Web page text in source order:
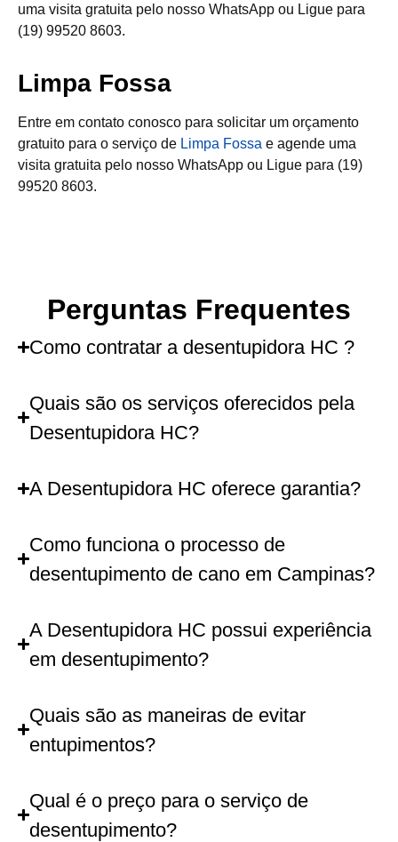
uma visita gratuita pelo nosso WhatsApp ou Ligue para
(19) 99520 8603.
Limpa Fossa
Entre em contato conosco para solicitar um orçamento
gratuito para o serviço de Limpa Fossa e agende uma
visita gratuita pelo nosso WhatsApp ou Ligue para (19)
99520 8603.
Perguntas Frequentes
Como contratar a desentupidora HC ?
Quais são os serviços oferecidos pela
Desentupidora HC?
A Desentupidora HC oferece garantia?
Como funciona o processo de
desentupimento de cano em Campinas?
A Desentupidora HC possui experiência
em desentupimento?
Quais são as maneiras de evitar
entupimentos?
Qual é o preço para o serviço de
desentupimento?